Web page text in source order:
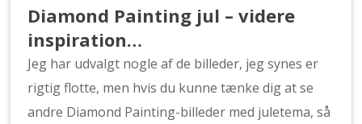
Diamond Painting jul – videre
inspiration…
Jeg har udvalgt nogle af de billeder, jeg synes er
rigtig flotte, men hvis du kunne tænke dig at se
andre Diamond Painting-billeder med juletema, så